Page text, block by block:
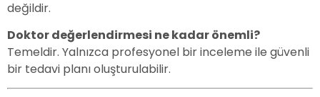
değildir.
Doktor değerlendirmesi ne kadar önemli?
Temeldir. Yalnızca profesyonel bir inceleme ile güvenli
bir tedavi planı oluşturulabilir.